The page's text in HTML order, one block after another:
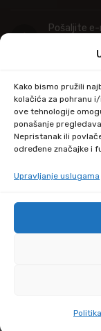
Kako bismo pružili
kolačića za pohranu
ove tehnologije
ponašanje
Nepristanak ili
određene značajke i
Upravljanje uslugama
Pošaljite
Adresa
34000
©